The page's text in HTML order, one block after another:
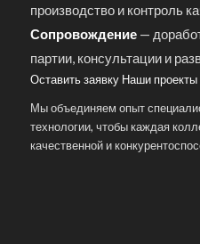
производство и контроль
Сопровождение—
партии, консультации и
Оставить заявку Наши проекты
Мы объединяем опыт
технологии, чтобы каждая
качественной и